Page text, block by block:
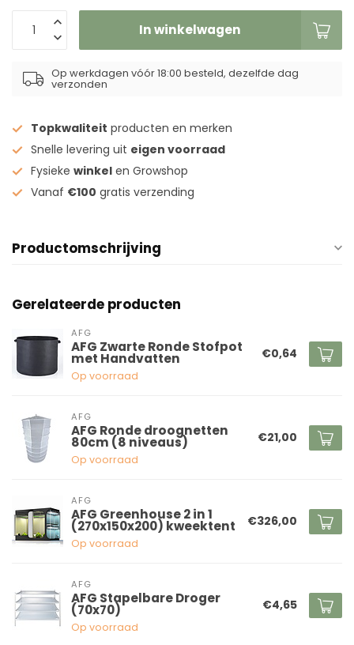
In winkelwagen
Op werkdagen vóór 18:00 besteld, dezelfde dag
verzonden
Topkwaliteit producten en merken
Snelle levering uit eigen voorraad
Fysieke winkel en Growshop
Vanaf €100 gratis verzending
Productomschrijving
Gerelateerde producten
AFG
AFG Zwarte Ronde Stofpot
met Handvatten
Op voorraad
€0,64
AFG
AFG Ronde droognetten
80cm (8 niveaus)
Op voorraad
€21,00
AFG
AFG Greenhouse 2 in 1
(270x150x200) kweektent
Op voorraad
€326,00
AFG
AFG Stapelbare Droger
(70x70)
Op voorraad
€4,65